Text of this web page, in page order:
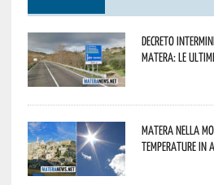
Decreto
Matera: le
Matera nella
temperature in